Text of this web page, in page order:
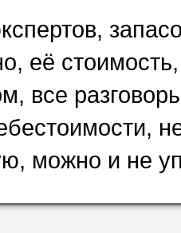
её
все
можно и не